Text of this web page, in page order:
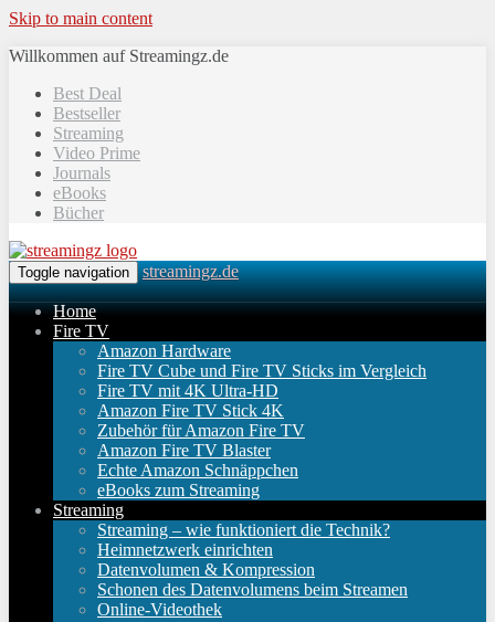
Skip to main content
Willkommen auf Streamingz.de
Best Deal
Bestseller
Streaming
Video Prime
Journals
eBooks
Bücher
Toggle navigation streamingz.de
Home
Fire TV
Amazon Hardware
Fire TV Cube und Fire TV Sticks im Vergleich
Fire TV mit 4K Ultra-HD
Amazon Fire TV Stick 4K
Zubehör für Amazon Fire TV
Amazon Fire TV Blaster
Echte Amazon Schnäppchen
eBooks zum Streaming
Streaming
Streaming – wie funktioniert die Technik?
Heimnetzwerk einrichten
Datenvolumen & Kompression
Schonen des Datenvolumens beim Streamen
Online-Videothek